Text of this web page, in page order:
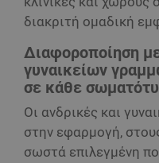
διακριτή ομαδική
Διαφοροποίηση
γυναικείων
σε κάθε
Οι ανδρικές και
στην εφαρμογή,
σωστά επιλεγμένη